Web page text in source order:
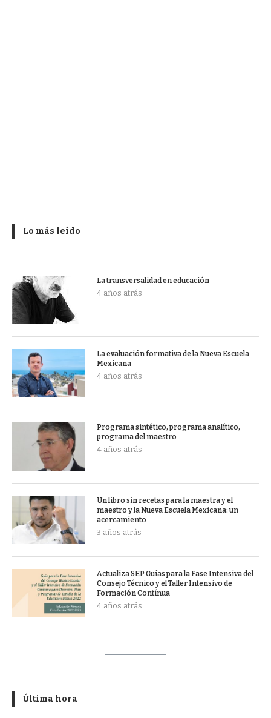
Lo más leído
La transversalidad en educación
4 años atrás
La evaluación formativa de la Nueva Escuela
Mexicana
4 años atrás
Programa sintético, programa analítico,
programa del maestro
4 años atrás
Un libro sin recetas para la maestra y el
maestro y la Nueva Escuela Mexicana: un
acercamiento
3 años atrás
Actualiza SEP Guías para la Fase Intensiva del
Consejo Técnico y el Taller Intensivo de
Formación Contínua
4 años atrás
Última hora